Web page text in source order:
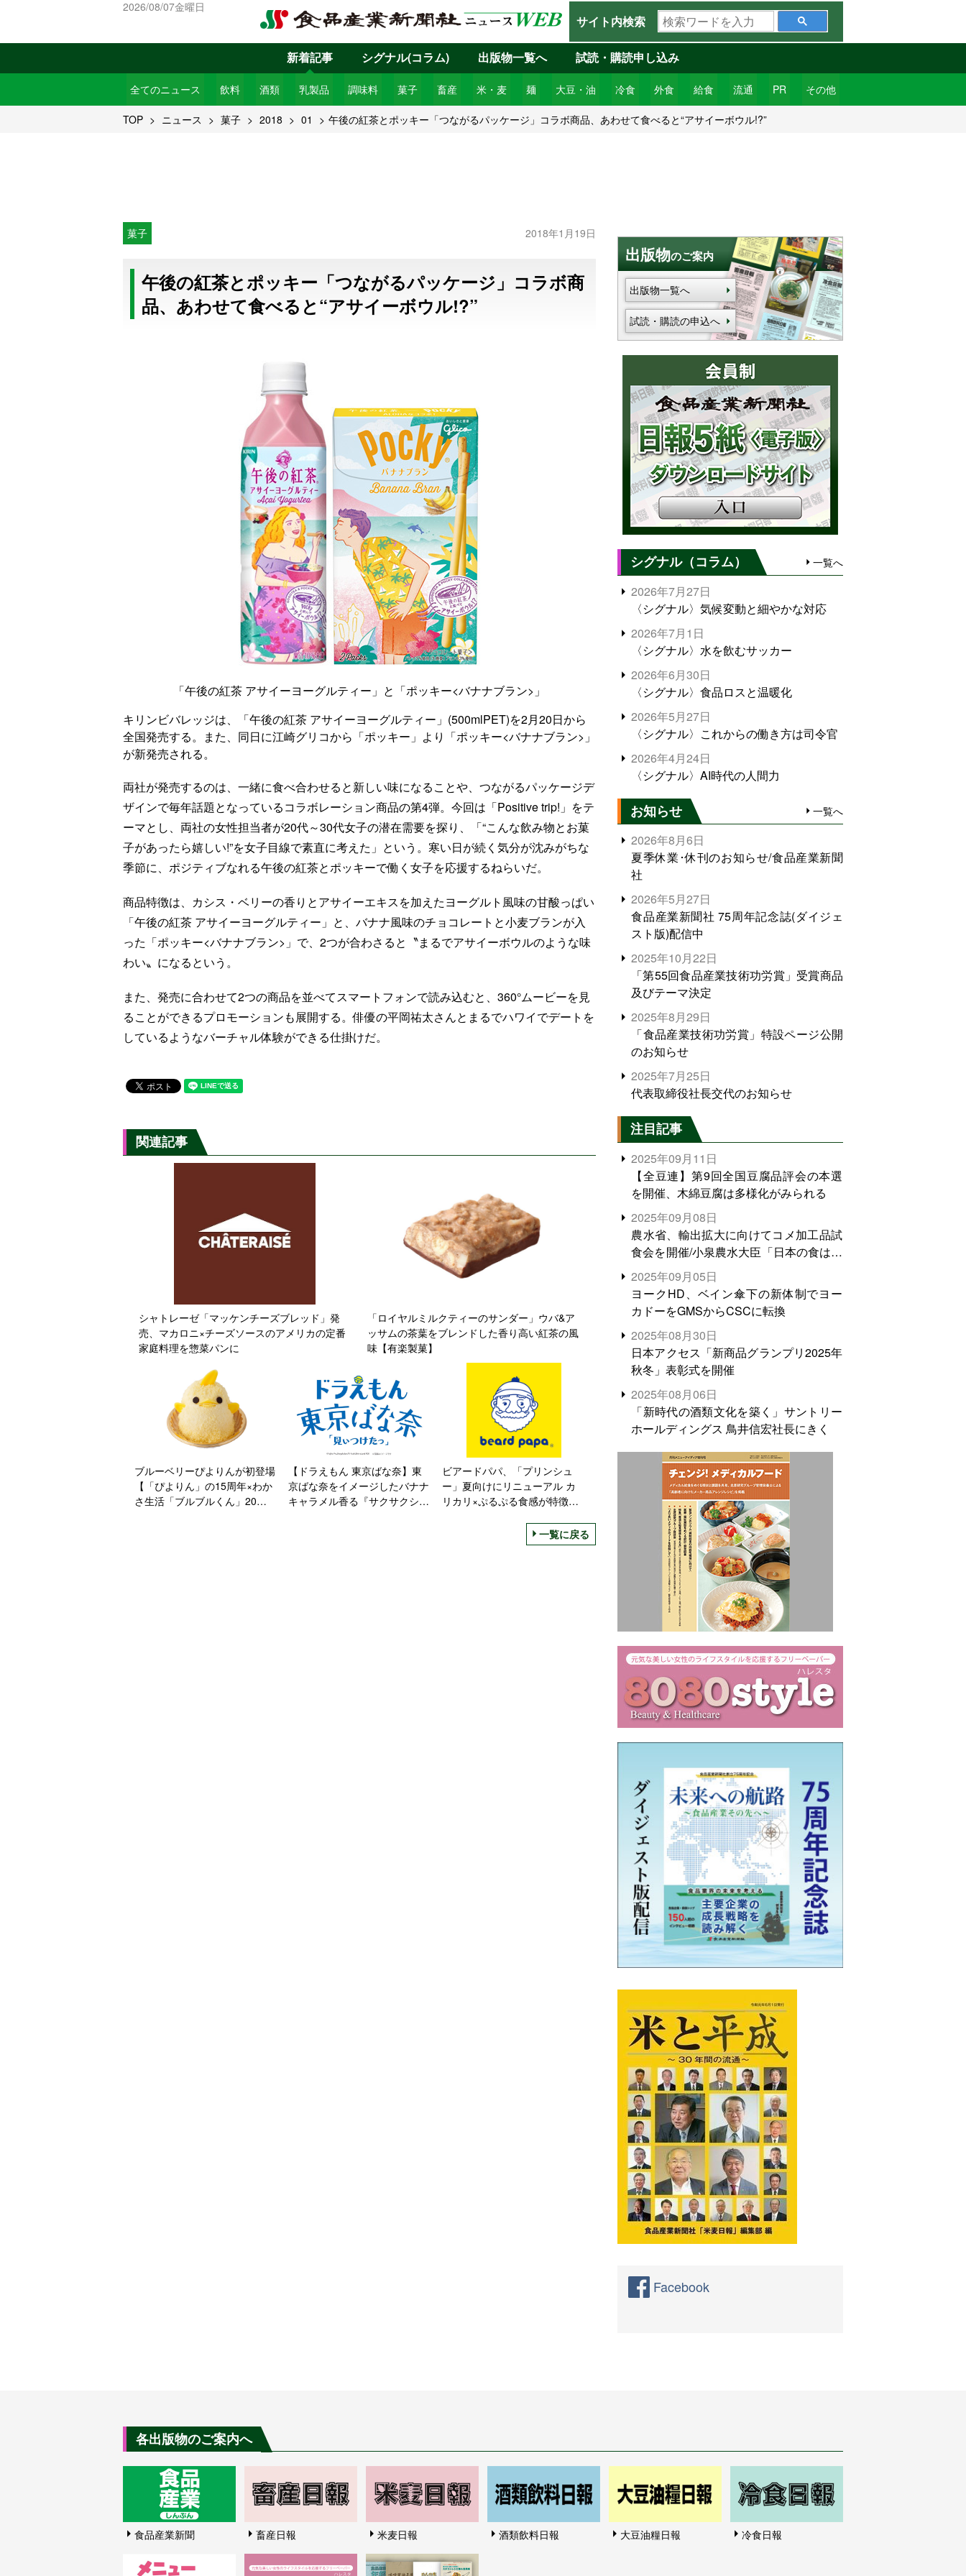
2026/08/07金曜日
サイト内検索
検
索
ワ
ー
ド
を
入
新着記事
全てのニュース 飲料 酒類 乳製品 調味料 菓子 畜産 米・麦 麺 大豆・油 冷食 外食 給食 流通 PR その他
シグナル(コラム) 出版物一覧へ 試読・購読申し込み
TOP ニュース 菓子 2018 01 午後の紅茶とポッキー「つながるパッケージ」コラボ商品、あわせて食べると“アサイーボウル!?”
菓子 2018年1月19日
午後の紅茶とポッキー「つながるパッケージ」コラボ商
品、あわせて食べると“アサイーボウル!?”
「午後の紅茶 アサイーヨーグルティー」と「ポッキー<バナナブラン>」
キリンビバレッジは、「午後の紅茶 アサイーヨーグルティー」(500mlPET)を2月20日から
全国発売する。また、同日に江崎グリコから「ポッキー」より「ポッキー<バナナブラン>」
が新発売される。
両社が発売するのは、一緒に食べ合わせると新しい味になることや、つながるパッケージデ
ザインで毎年話題となっているコラボレーション商品の第4弾。今回は「Positive trip!」をテ
ーマとし、両社の女性担当者が20代～30代女子の潜在需要を探り、「“こんな飲み物とお菓
子があったら嬉しい!”を女子目線で素直に考えた」という。寒い日が続く気分が沈みがちな
季節に、ポジティブなれる午後の紅茶とポッキーで働く女子を応援するねらいだ。
商品特徴は、カシス・ベリーの香りとアサイーエキスを加えたヨーグルト風味の甘酸っぱい
「午後の紅茶 アサイーヨーグルティー」と、バナナ風味のチョコレートと小麦ブランが入
った「ポッキー<バナナブラン>」で、2つが合わさると〝まるでアサイーボウルのような味
わい〟になるという。
また、発売に合わせて2つの商品を並べてスマートフォンで読み込むと、360°ムービーを見
ることができるプロモーションも展開する。俳優の平岡祐太さんとまるでハワイでデートを
しているようなバーチャル体験ができる仕掛けだ。
関連記事
シャトレーゼ「マッケンチーズブレッド」発
売、マカロニ×チーズソースのアメリカの定番
家庭料理を惣菜パンに
「ロイヤルミルクティーのサンダー」ウバ&ア
ッサムの茶葉をブレンドした香り高い紅茶の風
味【有楽製菓】
ブルーベリーぴよりんが初登場
【「ぴよりん」の15周年×わか
さ生活「ブルブルくん」20周
【ドラえもん 東京ばな奈】東
京ばな奈をイメージしたバナナ
キャラメル香る『サクサクシュ
ビアードパパ、「プリンシュ
ー」夏向けにリニューアル カ
リカリ×ぷるぷる食感が特徴
一覧に戻る
出版物のご案内
出版物一覧へ
試読・購読の申込へ
シグナル（コラム） 一覧へ
2026年7月27日
〈シグナル〉気候変動と細やかな対応
2026年7月1日
〈シグナル〉水を飲むサッカー
2026年6月30日
〈シグナル〉食品ロスと温暖化
2026年5月27日
〈シグナル〉これからの働き方は司令官
2026年4月24日
〈シグナル〉AI時代の人間力
お知らせ 一覧へ
2026年8月6日
夏季休業･休刊のお知らせ/食品産業新聞
社
2026年5月27日
食品産業新聞社 75周年記念誌(ダイジェ
スト版)配信中
2025年10月22日
「第55回食品産業技術功労賞」受賞商品
及びテーマ決定
2025年8月29日
「食品産業技術功労賞」特設ページ公開
のお知らせ
2025年7月25日
代表取締役社長交代のお知らせ
注目記事
2025年09月11日
【全豆連】第9回全国豆腐品評会の本選
を開催、木綿豆腐は多様化がみられる
2025年09月08日
農水省、輸出拡大に向けてコメ加工品試
食会を開催/小泉農水大臣「日本の食は世
界でトップをとれる。米増産に向けて、
米輸出需要の拡大を」
2025年09月05日
ヨークHD、ベイン傘下の新体制でヨー
カドーをGMSからCSCに転換
2025年08月30日
日本アクセス「新商品グランプリ2025年
秋冬」表彰式を開催
2025年08月06日
「新時代の酒類文化を築く」サントリー
ホールディングス 鳥井信宏社長にきく
Facebook
各出版物のご案内へ
食品産業新聞 畜産日報 米麦日報 酒類飲料日報 大豆油糧日報 冷食日報